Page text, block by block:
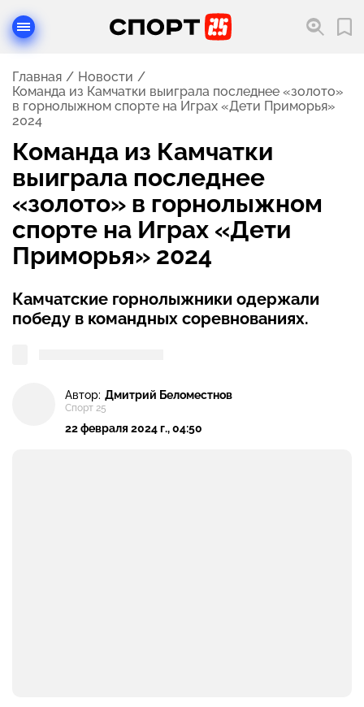
Главная
Новости
Команда из Камчатки выиграла последнее «золото»
в горнолыжном спорте на Играх «Дети Приморья»
2024
Команда из Камчатки
выиграла последнее
«золото» в горнолыжном
спорте на Играх «Дети
Приморья» 2024
Камчатские горнолыжники одержали
победу в командных соревнованиях.
Автор: Дмитрий Беломестнов
Спорт 25
22 февраля 2024 г., 04:50